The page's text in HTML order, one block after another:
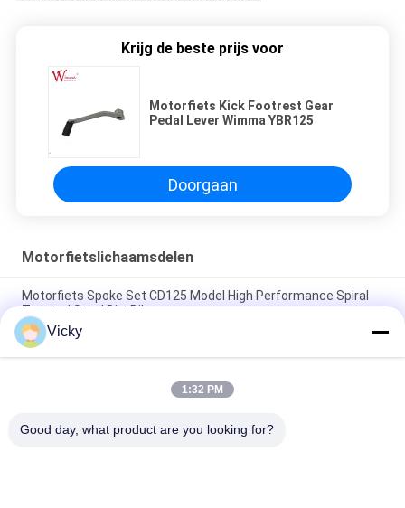
Krijg de beste prijs voor
Motorfiets Kick Footrest Gear
Pedal Lever Wimma YBR125
Doorgaan
Motorfietslichaamsdelen
Motorfiets Spoke Set CD125 Model High Performance Spiral
Twisted Steel Dirt Bikes
Motorfiets spaken en tepels Chrome High Performance
CD125 Professional leverancier
Motorfiets Spoke Set Met Nippels A9G Voor Achterwiel Spoke
Vicky
1:32 PM
Good day, what product are you looking for?